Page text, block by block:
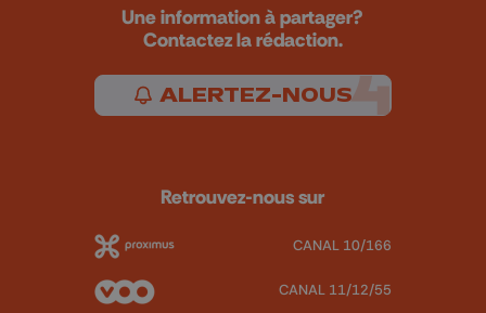
Une information à partager?
Contactez la rédaction.
ALERTEZ-NOUS
Retrouvez-nous sur
CANAL 10/166
CANAL 11/12/55